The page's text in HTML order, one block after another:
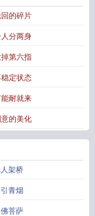
主角实力
阴司有旨奇迹笔趣阁免费阅
能做什么事
在哪阴司有旨全集免费听
阴司有旨TXT免费
徐章是什么背景
出自哪部阴司有旨在哪可
的碎片
分两身
第六指
定状态
耐就来
的美化
架桥
青烟
菩萨